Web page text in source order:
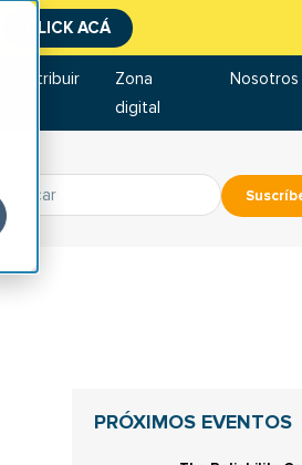
CLICK ACÁ
Contribuir
Zona
digital
Nosotros
PRÓXIMOS EVENTOS